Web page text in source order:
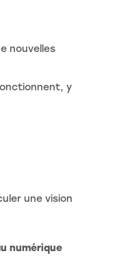
nouvelles
y
une vision
numérique